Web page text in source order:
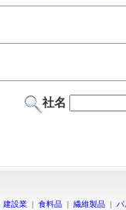
社名
建設業 | 食料品 | 繊維製品 |